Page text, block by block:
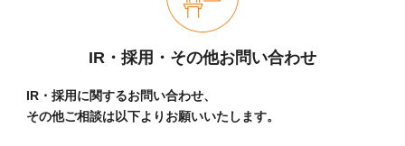
IR・採用・その他お問い合わせ
IR・採用に関するお問い合わせ、
その他ご相談は以下よりお願いいたします。